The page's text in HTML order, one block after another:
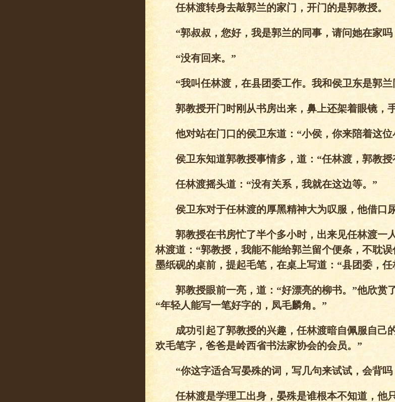
任林渡转身去敲郭兰的家门，开门的是郭教授。
“郭叔叔，您好，我是郭兰的同事，请问她在家吗
“没有回来。”
“我叫任林渡，在县团委工作。我和侯卫东是郭兰
郭教授开门时刚从书房出来，鼻上还架着眼镜，
他对站在门口的侯卫东道：“小侯，你来陪着这位
侯卫东知道郭教授事情多，道：“任林渡，郭教授
任林渡摇头道：“没有关系，我就在这边等。”
侯卫东对于任林渡的厚黑精神大为叹服，他借口尿
郭教授在书房忙了半个多小时，出来见任林渡一
林渡道：“郭教授，我能不能给郭兰留个便条，不耽
墨纸砚的桌前，提起毛笔，在桌上写道：“县团委，任
郭教授眼前一亮，道：“好漂亮的柳书。”他欣赏了
“年轻人能写一笔好字的，凤毛麟角。”
成功引起了郭教授的兴趣，任林渡暗自佩服自己
欢毛笔字，爸爸是岭西省书法家协会的会员。”
“你这字适合写晏殊的词，写几句来试试，会背吗
任林渡是学理工出身，晏殊是谁根本不知道，他